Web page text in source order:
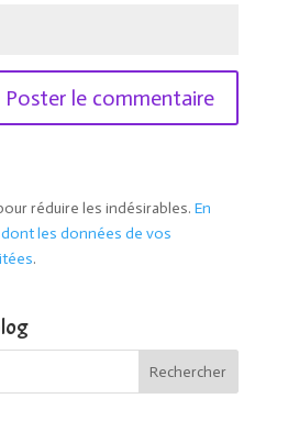
réduire les indésirables. En
les données de vos
.